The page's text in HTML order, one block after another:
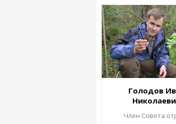
Голодов
Член Совета